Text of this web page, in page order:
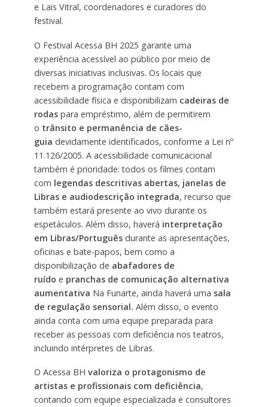
e Lais Vitral, coordenadores e curadores do
festival.
O Festival Acessa BH 2025 garante uma
experiência acessível ao público por meio de
diversas iniciativas inclusivas. Os locais que
recebem a programação contam com
acessibilidade física e disponibilizam cadeiras de
rodaspara empréstimo, além de permitirem
o trânsito e permanência de cães-
guia devidamente identificados, conforme a Lei nº
11.126/2005. A acessibilidade comunicacional
também é prioridade: todos os filmes contam
com legendas descritivas abertas, janelas de
Libras e audiodescrição integrada, recurso que
também estará presente ao vivo durante os
espetáculos. Além disso, haverá interpretação
em Libras/Portuguêsdurante as apresentações,
oficinas e bate-papos, bem como a
disponibilização de abafadores de
ruído e pranchas de comunicação alternativa
aumentativa Na Funarte, ainda haverá uma sala
de regulação sensorial. Além disso, o evento
ainda conta com uma equipe preparada para
receber as pessoas com deficiência nos teatros,
incluindo intérpretes de Libras.
O Acessa BH valoriza o protagonismo de
artistas e profissionais com deficiência,
contando com equipe especializada e consultores